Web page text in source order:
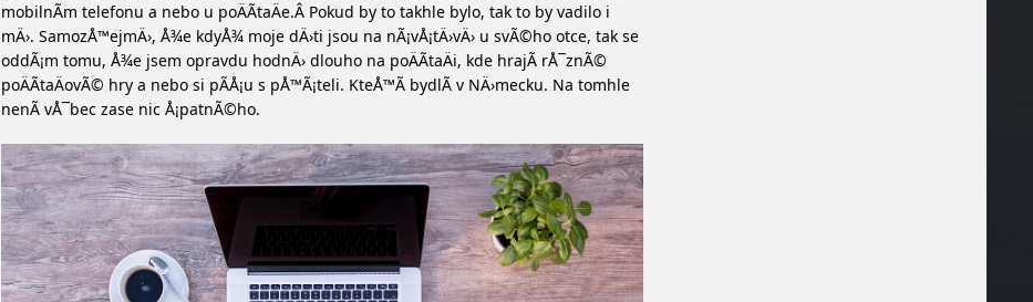
mobilnÃ­m telefonu a nebo u poÄÃ­taÄe.Â Pokud by to takhle bylo, tak to by vadilo i
mÄ›. SamozÅ™ejmÄ›, Å¾e kdyÅ¾ moje dÄ›ti jsou na nÃ¡vÅ¡tÄ›vÄ› u svÃ©ho otce, tak se
oddÃ¡m tomu, Å¾e jsem opravdu hodnÄ› dlouho na poÄÃ­taÄi, kde hrajÃ­ rÅ¯znÃ©
poÄÃ­taÄovÃ© hry a nebo si pÃ­Å¡u s pÅ™Ã¡teli. KteÅ™Ã­ bydlÃ­ v NÄ›mecku. Na tomhle
nenÃ­ vÅ¯bec zase nic Å¡patnÃ©ho.